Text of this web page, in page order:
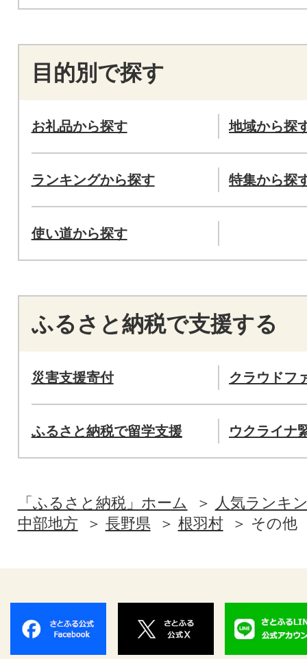
目的別で探す
お礼品から探す 地域から探
ランキングから探す 特集から探
使い道から探す
ふるさと納税で支援する
災害支援寄付 クラウドフ
ふるさと納税で留学支援 ウクライナ
「ふるさと納税」ホーム
人気ランキ
中部地方
長野県 根羽村 その他